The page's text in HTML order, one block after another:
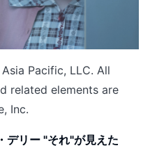
Pacific, LLC. All
related elements are
Inc.
デリー "それ"が見えた